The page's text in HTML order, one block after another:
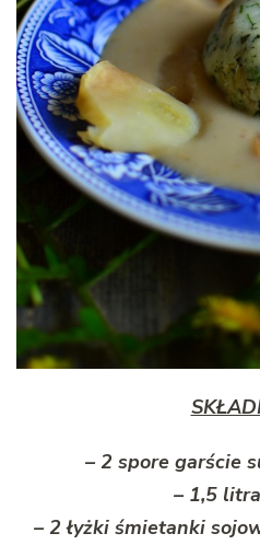
– 2 spore garście
– 1,5
– 2 łyżki śmietanki